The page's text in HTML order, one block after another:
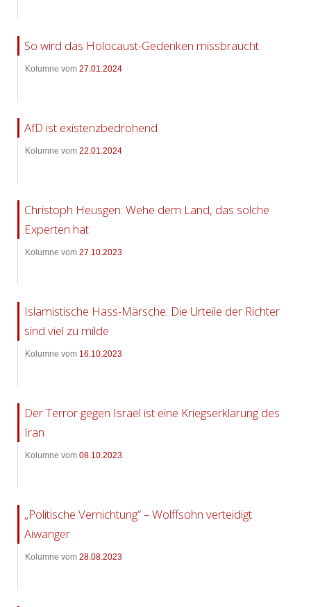
So wird das Holocaust-Gedenken missbraucht
Kolumne vom 27.01.2024
AfD ist existenzbedrohend
Kolumne vom 22.01.2024
Christoph Heusgen: Wehe dem Land, das solche
Experten hat
Kolumne vom 27.10.2023
Islamistische Hass-Märsche: Die Urteile der Richter
sind viel zu milde
Kolumne vom 16.10.2023
Der Terror gegen Israel ist eine Kriegserklärung des
Iran
Kolumne vom 08.10.2023
„Politische Vernichtung“ – Wolffsohn verteidigt
Aiwanger
Kolumne vom 28.08.2023